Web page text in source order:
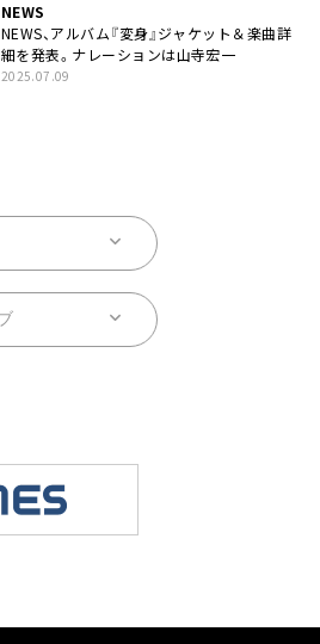
NEWS
NEWS、アルバム『変身』ジャケット＆楽曲詳
細を発表。ナレーションは⼭寺宏⼀
2025.07.09